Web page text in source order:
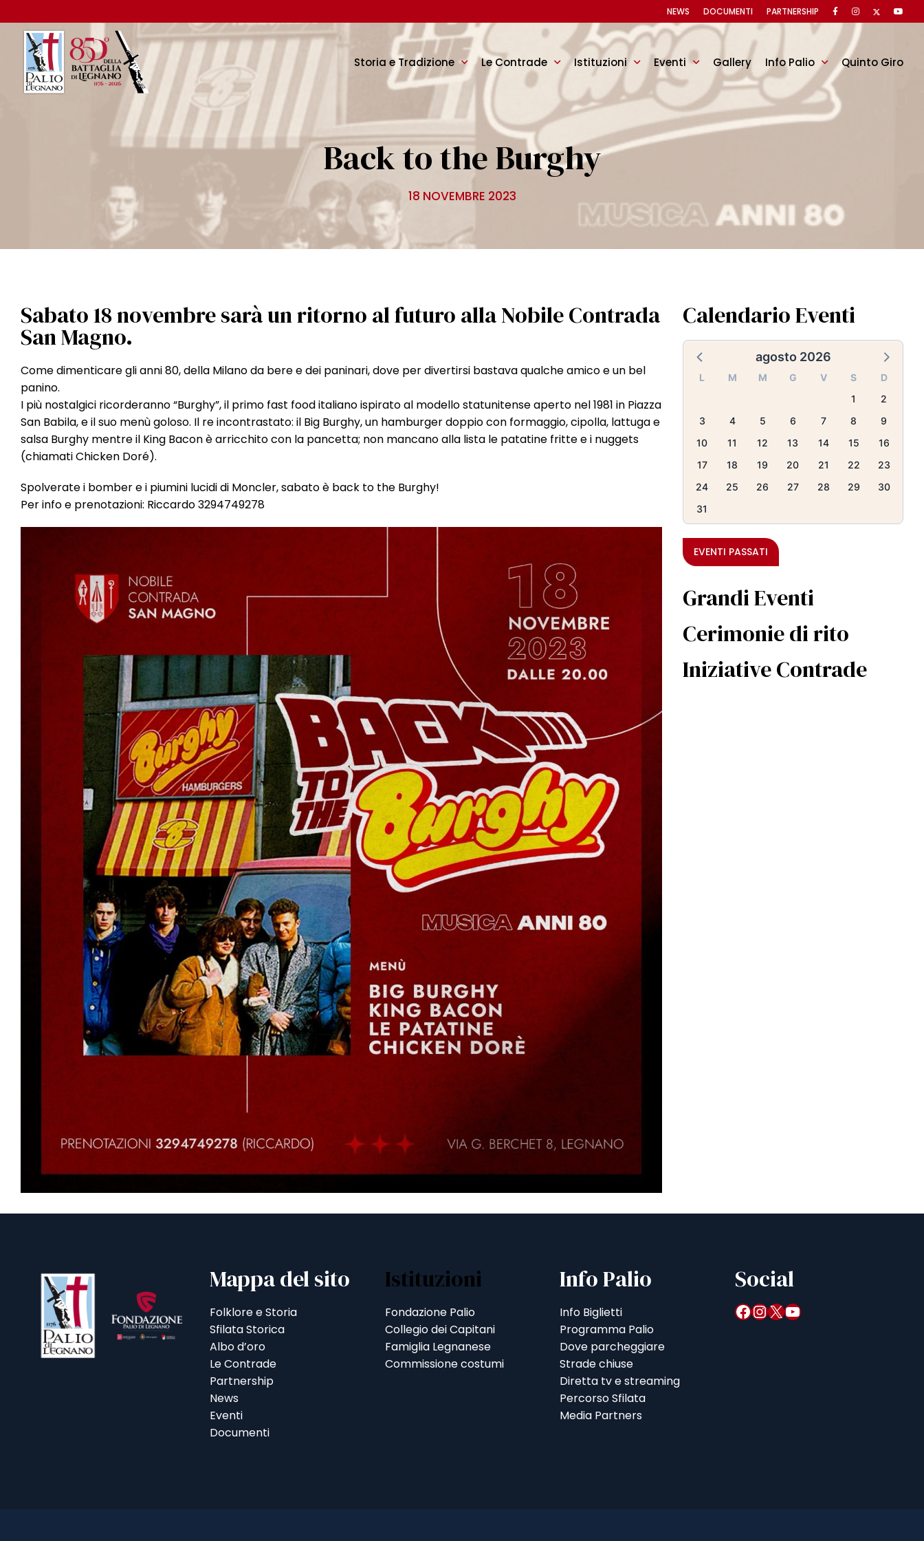
Storia e Tradizione Le Contrade Istituzioni Eventi Gallery Info Palio Quinto Giro
NEWS DOCUMENTI PARTNERSHIP
Back to the Burghy
18 NOVEMBRE 2023
Sabato 18 novembre sarà un ritorno al futuro alla Nobile Contrada
San Magno.
Come dimenticare gli anni 80, della Milano da bere e dei paninari, dove per divertirsi bastava qualche amico e un bel
panino.
I più nostalgici ricorderanno “Burghy”, il primo fast food italiano ispirato al modello statunitense aperto nel 1981 in Piazza
San Babila, e il suo menù goloso. Il re incontrastato: il Big Burghy, un hamburger doppio con formaggio, cipolla, lattuga e
salsa Burghy mentre il King Bacon è arricchito con la pancetta; non mancano alla lista le patatine fritte e i nuggets
(chiamati Chicken Doré).
Spolverate i bomber e i piumini lucidi di Moncler, sabato è back to the Burghy!
Per info e prenotazioni: Riccardo 3294749278
Calendario Eventi
agosto 2026
L M M G V S
D
1
2
3
4 5 6 7 8
9
10
11 12 13 14 15
16
17
18 19 20 21 22
23
24
25 26 27 28 29
30
31
EVENTI PASSATI
Grandi Eventi
Cerimonie di rito
Iniziative Contrade
Mappa del sito
Folklore e Storia
Sfilata Storica
Albo d’oro
Le Contrade
Partnership
News
Eventi
Documenti
Istituzioni
Fondazione Palio
Collegio dei Capitani
Famiglia Legnanese
Commissione costumi
Info Palio
Info Biglietti
Programma Palio
Dove parcheggiare
Strade chiuse
Diretta tv e streaming
Percorso Sfilata
Media Partners
Social
Facebook InstagramX YouTube